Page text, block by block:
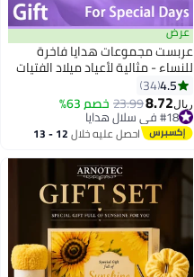
عرض
عربست مجموعات هدايا فاخرة
للنساء - مثالية لأعياد ميلاد الفتيات
والأمهات والمناسبات الخاصة
4.5
34
ريال8.72
23.99خصم 63%
#18 في سلال هدايا
#18 في سلال هدايا احصل عليه خلال 12 - 13